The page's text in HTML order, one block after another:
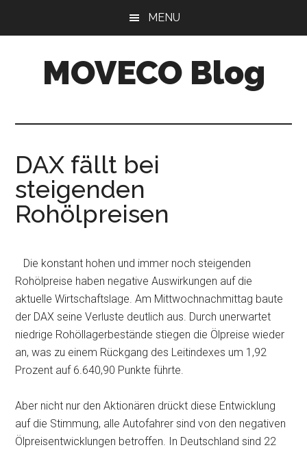
MENU
MOVECO Blog
aus
Bonn
DAX fällt bei
steigenden
Rohölpreisen
Die konstant hohen und immer noch steigenden
Rohölpreise haben negative Auswirkungen auf die
aktuelle Wirtschaftslage. Am Mittwochnachmittag baute
der DAX seine Verluste deutlich aus. Durch unerwartet
niedrige Rohöllagerbestände stiegen die Ölpreise wieder
an, was zu einem Rückgang des Leitindexes um 1,92
Prozent auf 6.640,90 Punkte führte.
Aber nicht nur den Aktionären drückt diese Entwicklung
auf die Stimmung, alle Autofahrer sind von den negativen
Ölpreisentwicklungen betroffen. In Deutschland sind 22